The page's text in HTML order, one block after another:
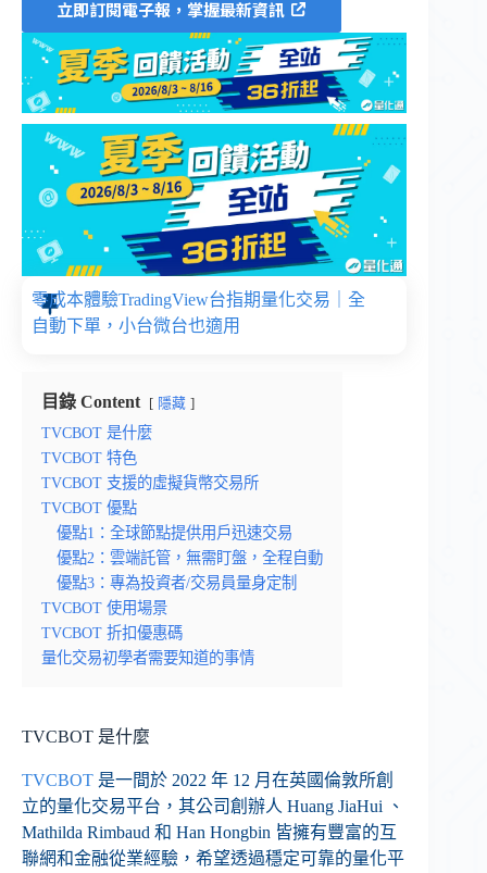
立即訂閱電子報，掌握最新資訊
零成本體驗TradingView台指期量化交易｜全
自動下單，小台微台也適用
目錄 Content 隱藏
TVCBOT 是什麼
TVCBOT 特色
TVCBOT 支援的虛擬貨幣交易所
TVCBOT 優點
優點1：全球節點提供用戶迅速交易
優點2：雲端託管，無需盯盤，全程自動
優點3：專為投資者/交易員量身定制
TVCBOT 使用場景
TVCBOT 折扣優惠碼
量化交易初學者需要知道的事情
TVCBOT 是什麼
TVCBOT 是一間於 2022 年 12 月在英國倫敦所創
立的量化交易平台，其公司創辦人 Huang JiaHui 、
Mathilda Rimbaud 和 Han Hongbin 皆擁有豐富的互
聯網和金融從業經驗，希望透過穩定可靠的量化平